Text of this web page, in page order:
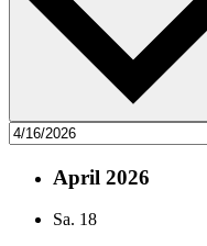
April 2026
Sa. 18